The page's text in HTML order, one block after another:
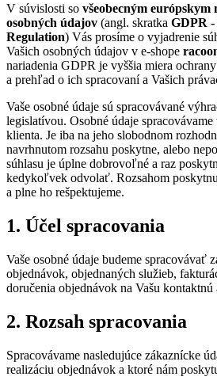
V súvislosti so všeobecným
osobných údajov (angl. skratka GDPR -
Regulation) Vás prosíme o vyjadrenie
Vašich osobných údajov v e-shope
nariadenia GDPR je vyššia miera
a prehľad o ich spracovaní a Vašich
Vaše osobné údaje sú spracovávané
legislatívou. Osobné údaje
klienta. Je iba na jeho slobodnom
navrhnutom rozsahu poskytne, alebo
súhlasu je úplne dobrovoľné a raz
kedykoľvek odvolať. Rozsahom
a plne ho rešpektujeme.
1. Účel spracovania
Vaše osobné údaje budeme spracovávať
objednávok, objednaných služieb,
doručenia objednávok na Vašu kontaktnú
2. Rozsah spracovania
Spracovávame nasledujúce zákaznícke
realizáciu objednávok a ktoré nám